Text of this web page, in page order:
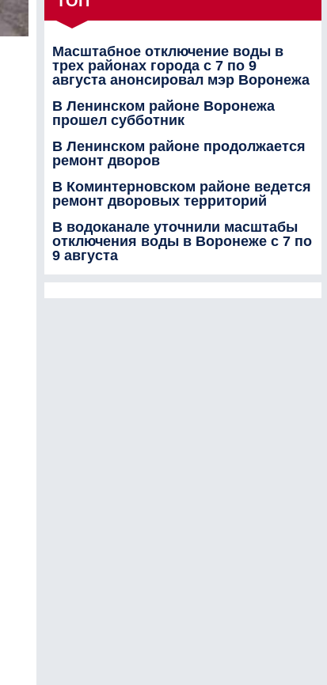
Масштабное отключение воды в
трех районах города с 7 по 9
августа анонсировал мэр Воронежа
В Ленинском районе Воронежа
прошел субботник
В Ленинском районе продолжается
ремонт дворов
В Коминтерновском районе ведется
ремонт дворовых территорий
В водоканале уточнили масштабы
отключения воды в Воронеже с 7 по
9 августа